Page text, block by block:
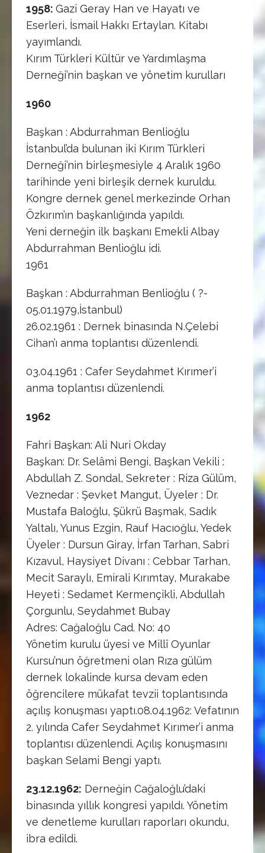
1958: Gazi Geray Han ve Hayatı ve
Eserleri, İsmail Hakkı Ertaylan. Kitabı
yayımlandı.
Kırım Türkleri Kültür ve Yardımlaşma
Derneği’nin başkan ve yönetim kurulları
1960
Başkan : Abdurrahman Benlioğlu
İstanbul’da bulunan iki Kırım Türkleri
Derneği’nin birleşmesiyle 4 Aralık 1960
tarihinde yeni birleşik dernek kuruldu.
Kongre dernek genel merkezinde Orhan
Özkırım’ın başkanlığında yapıldı.
Yeni derneğin ilk başkanı Emekli Albay
Abdurrahman Benlioğlu idi.
1961
Başkan : Abdurrahman Benlioğlu ( ?-
05.01.1979,İstanbul)
26.02.1961 : Dernek binasında N.Çelebi
Cihan’ı anma toplantısı düzenlendi.
03.04.1961 : Cafer Seydahmet Kırımer’i
anma toplantısı düzenlendi.
1962
Fahri Başkan: Ali Nuri Okday
Başkan: Dr. Selâmi Bengi, Başkan Vekili :
Abdullah Z. Sondal, Sekreter : Riza Gülüm,
Veznedar : Şevket Mangut, Üyeler : Dr.
Mustafa Baloğlu, Şükrü Başmak, Sadık
Yaltalı, Yunus Ezgin, Rauf Hacıoğlu, Yedek
Üyeler : Dursun Giray, İrfan Tarhan, Sabri
Kızavul, Haysiyet Divanı : Cebbar Tarhan,
Mecit Saraylı, Emirali Kırımtay, Murakabe
Heyeti : Sedamet Kermençikli, Abdullah
Çorgunlu, Seydahmet Bubay
Adres: Cağaloğlu Cad. No: 40
Yönetim kurulu üyesi ve Millî Oyunlar
Kursu’nun öğretmeni olan Rıza gülüm
dernek lokalinde kursa devam eden
öğrencilere mükafat tevzii toplantısında
açılış konuşması yaptı.08.04.1962: Vefatının
2. yılında Cafer Seydahmet Kırımer’i anma
toplantısı düzenlendi. Açılış konuşmasını
başkan Selami Bengi yaptı.
23.12.1962: Derneğin Cağaloğlu’daki
binasında yıllık kongresi yapıldı. Yönetim
ve denetleme kurulları raporları okundu,
ibra edildi.